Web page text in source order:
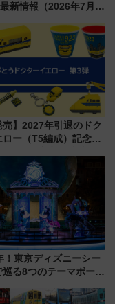
新情報（2026年7月
売】2027年引退のドク
ロー（T5編成）記念グ
まし時計など通販・販
とめ
！東京ディズニーシー
巡る8つのテーマポート